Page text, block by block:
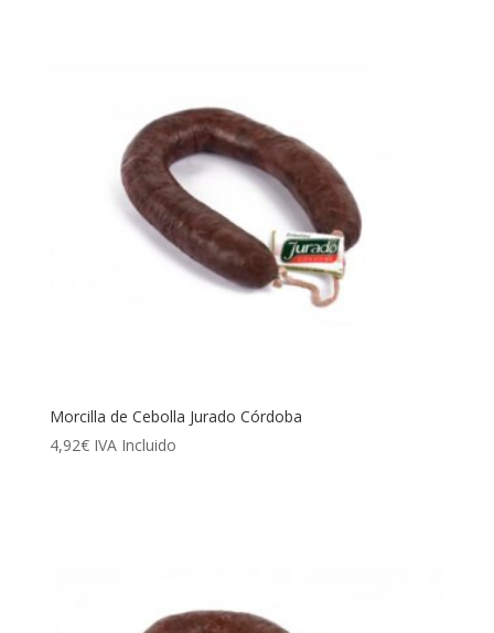
Morcilla de Cebolla Jurado Córdoba
4,92€ IVA Incluido